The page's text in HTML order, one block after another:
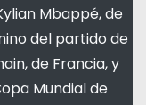
Mbappé, de
del partido de
de Francia, y
Mundial de